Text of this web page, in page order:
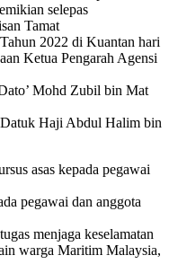
selepas
Tamat
2022 di Kuantan hari
Ketua Pengarah Agensi
Mohd Zubil bin Mat
Haji Abdul Halim bin
asas kepada pegawai
pegawai dan anggota
menjaga keselamatan
warga Maritim Malaysia,